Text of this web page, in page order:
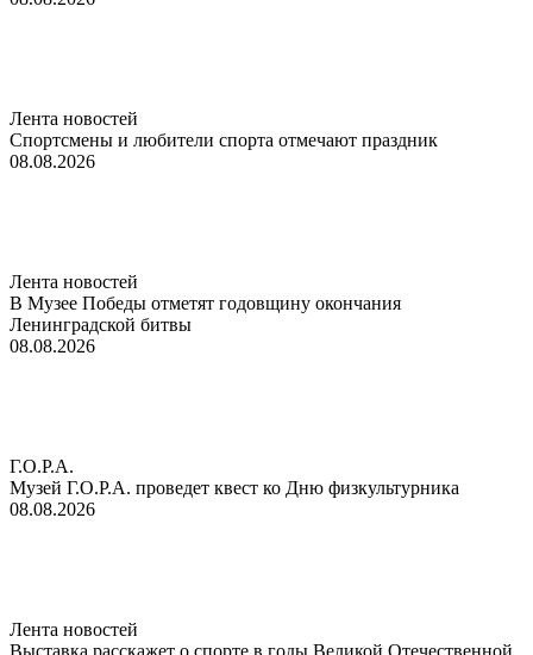
Лента новостей
Спортсмены и любители спорта отмечают праздник
08.08.2026
Лента новостей
В Музее Победы отметят годовщину окончания
Ленинградской битвы
08.08.2026
Г.О.Р.А.
Музей Г.О.Р.А. проведет квест ко Дню физкультурника
08.08.2026
Лента новостей
Выставка расскажет о спорте в годы Великой Отечественной